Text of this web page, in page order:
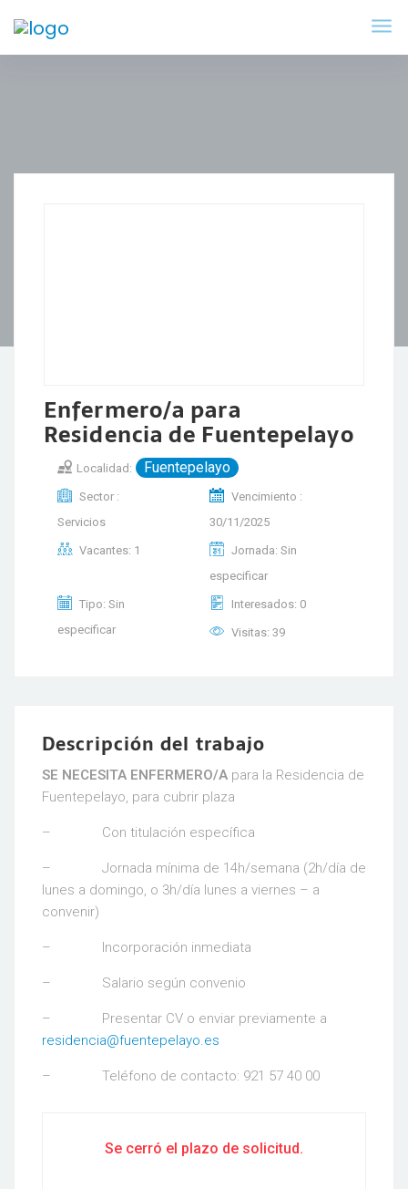
Enfermero/a para
Residencia de Fuentepelayo
Localidad: Fuentepelayo
Sector :
Servicios
Vencimiento :
30/11/2025
Vacantes: 1
Jornada: Sin
especificar
Tipo: Sin
especificar
Interesados: 0
Visitas: 39
Descripción del trabajo
SE NECESITA ENFERMERO/A para la Residencia de
Fuentepelayo, para cubrir plaza
– Con titulación específica
– Jornada mínima de 14h/semana (2h/día de
lunes a domingo, o 3h/día lunes a viernes – a
convenir)
– Incorporación inmediata
– Salario según convenio
– Presentar CV o enviar previamente a
residencia@fuentepelayo.es
– Teléfono de contacto: 921 57 40 00
Se cerró el plazo de solicitud.